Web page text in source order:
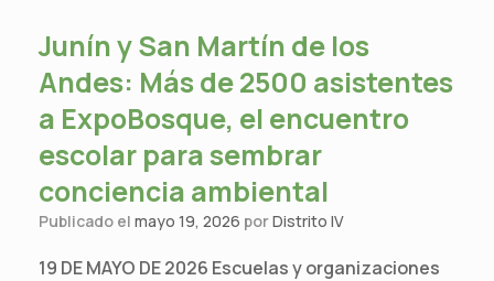
Junín y San Martín de los
Andes: Más de 2500 asistentes
a ExpoBosque, el encuentro
escolar para sembrar
conciencia ambiental
Publicado el mayo 19, 2026 porDistrito IV
19 DE MAYO DE 2026 Escuelas y organizaciones